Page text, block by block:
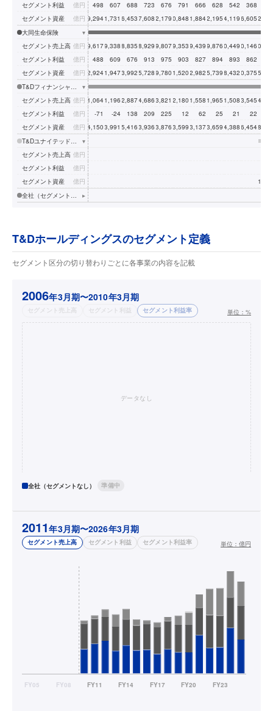
セグメント利益
億円 498 607 688 723 676 791 666 628 542 368
セグメント資産
億円59,29461,73166,45367,60872,17970,84871,88472,19574,11976,605
大同生命保険
▾
セグメント売上高 億円 9,6179,338 8,835 8,929 9,8079,353 9,439 9,87610,44910,146
セグメント利益
億円 488 609 676 913 975 903 827 894 893 862
セグメント資産
億円52,92451,94753,99255,72859,78061,52062,98265,73968,43270,375
▾
セグメント売上高 億円 1,0641,196 2,8874,686 3,821 2,180 1,558 1,965 1,508 3,545
セグメント利益
億円 -71 -24 138 209 225 12 62 25 21 22
セグメント資産
億円14,15013,99115,41613,93613,87613,59913,13713,65914,38816,454
▾
セグメント売上高 億円
セグメント利益
億円
セグメント資産
億円
▸
T&Dホールディングスのセグメント定義
セグメント区分の切り替わりごとに各事業の内容を記載
2006年3月期〜2010年3月期
セグメント売上高 セグメント利益 セグメント利益率 単位： %
データなし
全社（セグメントなし） 準備中
2011年3月期〜2026年3月期
セグメント売上高 セグメント利益 セグメント利益率 単位： 億円